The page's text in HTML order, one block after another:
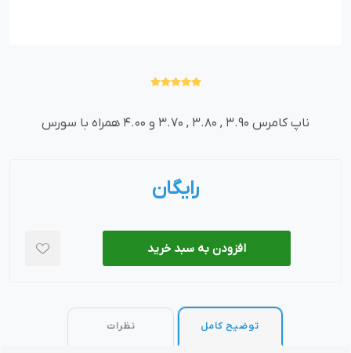
ناپ کامرس 3.90 , 3.80 , 3.70 و 4.00 همراه با سورس
رایگان
افزودن به سبد خرید
توضیح کامل نظرات